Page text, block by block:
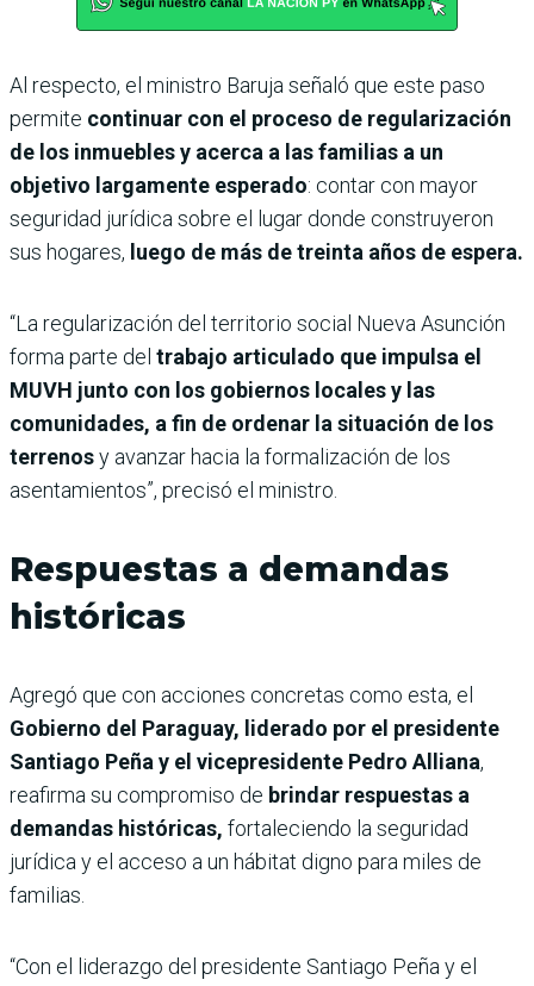
Al respecto, el ministro Baruja señaló que este paso
permite continuar con el proceso de regularización
de los inmuebles y acerca a las familias a un
objetivo largamente esperado: contar con mayor
seguridad jurídica sobre el lugar donde construyeron
sus hogares, luego de más de treinta años de espera.
“La regularización del territorio social Nueva Asunción
forma parte del trabajo articulado que impulsa el
MUVH junto con los gobiernos locales y las
comunidades, a fin de ordenar la situación de los
terrenosy avanzar hacia la formalización de los
asentamientos”, precisó el ministro.
Respuestas a demandas
históricas
Agregó que con acciones concretas como esta, el
Gobierno del Paraguay, liderado por el presidente
Santiago Peña y el vicepresidente Pedro Alliana,
reafirma su compromiso de brindar respuestas a
demandas históricas, fortaleciendo la seguridad
jurídica y el acceso a un hábitat digno para miles de
familias.
“Con el liderazgo del presidente Santiago Peña y el